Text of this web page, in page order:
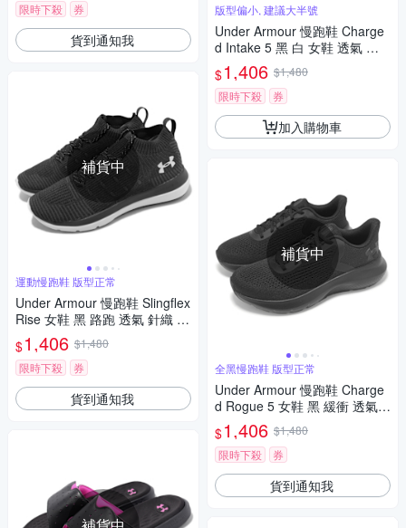
限時下殺
券
貨到通知我
補貨中
運動慢跑鞋 版型正常
Under Armour 慢跑鞋 Slingflex
Rise 女鞋 黑 路跑 透氣 針織 緩
震 運動鞋 UA 3000096001
$1,406 $1,480
限時下殺
券
貨到通知我
版型偏小, 建議大半號
Under Armour 慢跑鞋 Charge
d Intake 5 黑 白 女鞋 透氣 緩
震 運動鞋 UA 3023564001
$1,406 $1,480
限時下殺
券
加入購物車
補貨中
全黑慢跑鞋 版型正常
Under Armour 慢跑鞋 Charge
d Rogue 5 女鞋 黑 緩衝 透氣
全黑 運動鞋 UA 3028262002
$1,406 $1,480
限時下殺
券
貨到通知我